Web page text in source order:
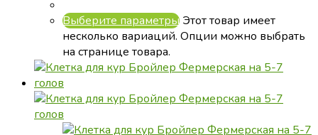
Выберите параметры Этот товар имеет
несколько вариаций. Опции можно выбрать
на странице товара.